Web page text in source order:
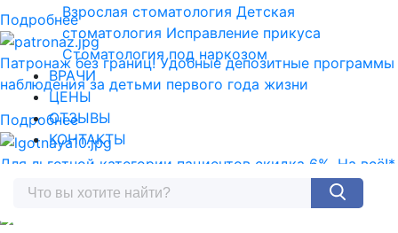
Подробнее
Патронаж без границ! Удобные депозитные программы
наблюдения за детьми первого года жизни
Подробнее
Для льготной категории пациентов скидка 6%. На всё!*
Подробнее
Взрослая стоматология Детская
стоматология Исправление прикуса
Стоматология под наркозом
ВРАЧИ
ЦЕНЫ
ОТЗЫВЫ
КОНТАКТЫ